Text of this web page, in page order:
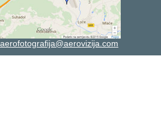
aerofotografija@aerovizija.com